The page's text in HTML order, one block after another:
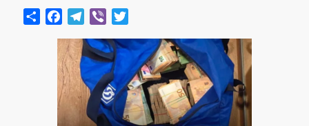
ShareFacebookTelegram
Viber